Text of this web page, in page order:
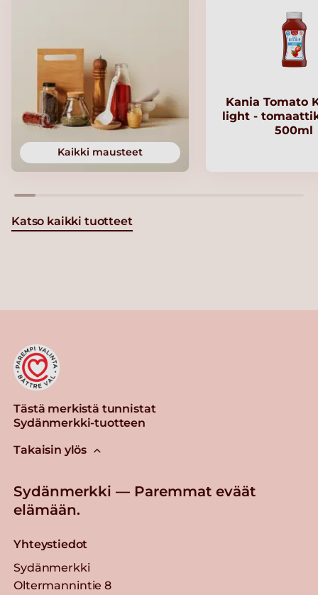
Kaikki mausteet
Kania Tomato
light -
500ml
Katso kaikki tuotteet
Tästä merkistä tunnistat
Sydänmerkki-tuotteen
Takaisin ylös
Sydänmerkki — Paremmat eväät
elämään.
Yhteystiedot
Sydänmerkki
Oltermannintie 8